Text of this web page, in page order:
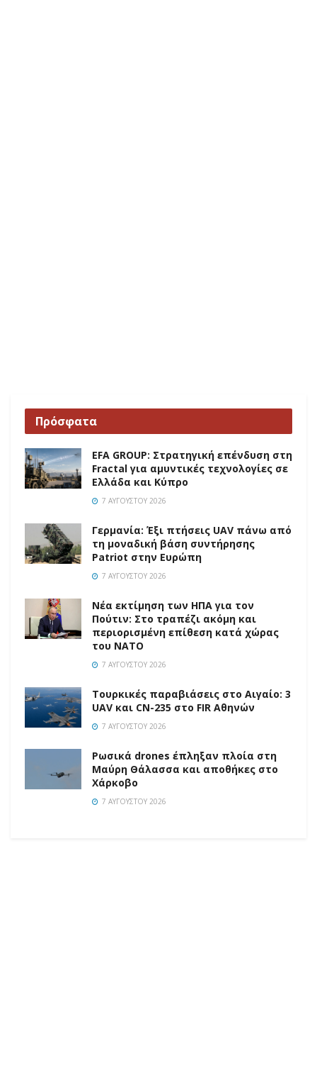
Πρόσφατα
EFA GROUP: Στρατηγική επένδυση στη
Fractal για αμυντικές τεχνολογίες σε
Ελλάδα και Κύπρο
7 ΑΥΓΟΎΣΤΟΥ 2026
Γερμανία: Έξι πτήσεις UAV πάνω από
τη μοναδική βάση συντήρησης
Patriot στην Ευρώπη
7 ΑΥΓΟΎΣΤΟΥ 2026
Νέα εκτίμηση των ΗΠΑ για τον
Πούτιν: Στο τραπέζι ακόμη και
περιορισμένη επίθεση κατά χώρας
του ΝΑΤΟ
7 ΑΥΓΟΎΣΤΟΥ 2026
Τουρκικές παραβιάσεις στο Αιγαίο: 3
UAV και CN-235 στο FIR Αθηνών
7 ΑΥΓΟΎΣΤΟΥ 2026
Ρωσικά drones έπληξαν πλοία στη
Μαύρη Θάλασσα και αποθήκες στο
Χάρκοβο
7 ΑΥΓΟΎΣΤΟΥ 2026